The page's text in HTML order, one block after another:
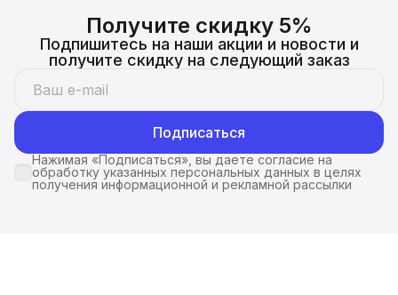
Получите скидку 5%
Подпишитесь на наши акции и новости и
получите скидку на следующий заказ
Подписаться
Нажимая «Подписаться», вы даете согласие на
обработку указанных персональных данных в целях
получения информационной и рекламной рассылки